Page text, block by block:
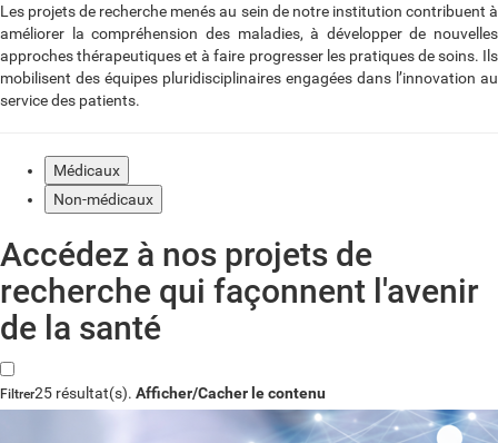
Les projets de recherche menés au sein de notre institution contribuent à
améliorer la compréhension des maladies, à développer de nouvelles
approches thérapeutiques et à faire progresser les pratiques de soins. Ils
mobilisent des équipes pluridisciplinaires engagées dans l’innovation au
service des patients.
Médicaux
Non-médicaux
Accédez à nos projets de
recherche qui façonnent l'avenir
de la santé
Filtrer25 résultat(s). Afficher/Cacher le contenu